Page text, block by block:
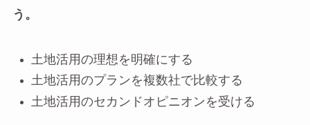
う。
土地活用の理想を明確にする
土地活用のプランを複数社で比較する
土地活用のセカンドオピニオンを受ける